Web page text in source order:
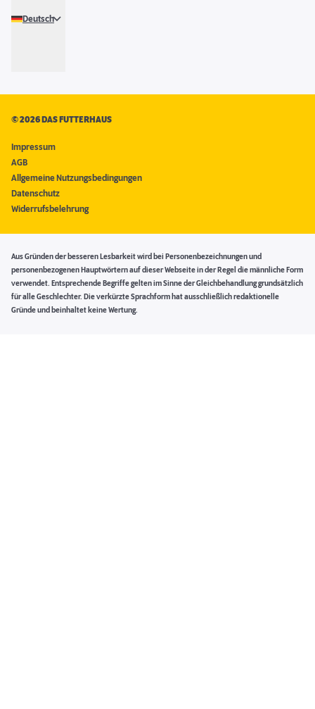
Deutsch
©2026 DAS FUTTERHAUS
Impressum
AGB
Allgemeine Nutzungsbedingungen
Datenschutz
Widerrufsbelehrung
Aus Gründen der besseren Lesbarkeit wird bei Personenbezeichnungen und
personenbezogenen Hauptwörtern auf dieser Webseite in der Regel die männliche Form
verwendet. Entsprechende Begriffe gelten im Sinne der Gleichbehandlung grundsätzlich
für alle Geschlechter. Die verkürzte Sprachform hat ausschließlich redaktionelle
Gründe und beinhaltet keine Wertung.